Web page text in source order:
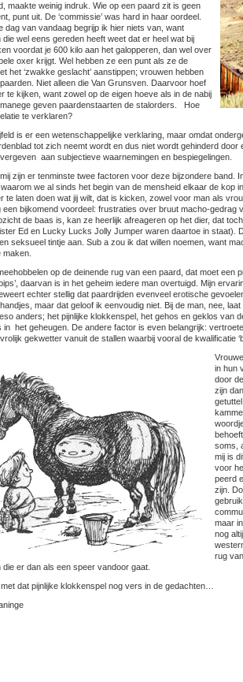
maakte weinig indruk. Wie op een paard zit is geen
punt uit. De ‘commissie’ was hard in haar oordeel.
dag van vandaag begrijp ik hier niets van, want
die wel eens gereden heeft weet dat er heel wat bij
voordat je 600 kilo aan het galopperen, dan wel over
oxer krijgt. Wel hebben ze een punt als ze de
het ‘zwakke geslacht’ aanstippen; vrouwen hebben
Niet alleen die Van Grunsven. Daarvoor hoef
te kijken, want zowel op de eigen hoeve als in de nabij
geven paardenstaarten de stalorders. Hoe
te verklaren?
is er een wetenschappelijke verklaring, maar omdat
tot zich neemt wordt en dus niet wordt gehinderd
aan subjectieve waarnemingen en bespiegelingen.
zijn er tenminste twee factoren voor deze bijzondere band.
we al sinds het begin van de mensheid elkaar de kop
te laten doen wat jij wilt, dat is kicken, zowel voor man als
een bijkomend voordeel: frustraties over bruut macho-gedrag
de baas is, kan ze heerlijk afreageren op het dier, dat
Ed en Lucky Lucks Jolly Jumper waren daartoe in staat).
seksueel tintje aan. Sub a zou ik dat willen noemen, want
maken.
op de deinende rug van een paard, dat moet een
daarvan is in het geheim iedere man overtuigd. Mijn
echter stellig dat paardrijden evenveel erotische
maar dat geloof ik eenvoudig niet. Bij de man, nee,
anders; het pijnlijke klokkenspel, het gehos en geklos van
in het geheugen. De andere factor is even belangrijk:
gekwetter vanuit de stallen waarbij vooral de kwalificatie
in hun
door
zijn
soms,
mij is
voor
peerd
zijn.
maar
nog
rug
die er dan als een speer vandoor gaat.
dat pijnlijke klokkenspel nog vers in de gedachten…